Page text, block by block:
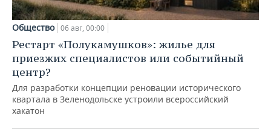
Общество 06 авг, 00:00
Рестарт «Полукамушков»: жилье для
приезжих специалистов или событийный
центр?
Для разработки концепции реновации исторического
квартала в Зеленодольске устроили всероссийский
хакатон